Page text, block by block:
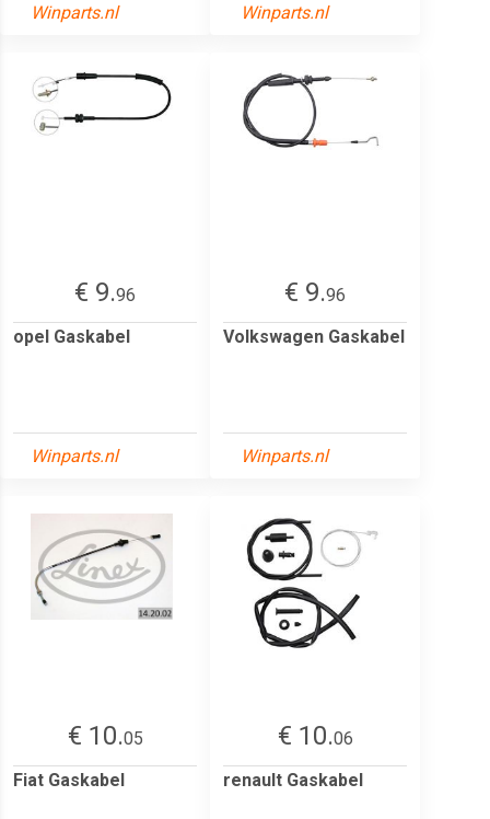
Winparts.nl Winparts.nl
€ 9.96
opel Gaskabel
Winparts.nl
€ 9.96
Volkswagen Gaskabel
Winparts.nl
€ 10.05
Fiat Gaskabel
€ 10.06
renault Gaskabel